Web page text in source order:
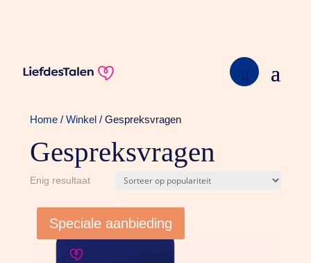
Home/ Winkel/ Gespreksvragen
Gespreksvragen
Enig resultaat
Speciale aanbieding